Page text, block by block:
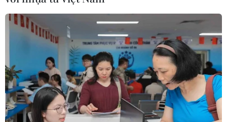
Mỹ: Bốn người thiệt mạng sau vụ xả súng
tại bang Georgia
05/05/2023 02:51
Giám đốc Phòng khám nghiệm tử thi Hạt Colquitt, cho
biết nghi phạm đã bắn mẹ ruột và bà ngoại tại 2 căn
nhà liền kề nhau và bắn thêm một phụ nữ làm việc ở
cửa hàng McDonald’s, sau đó hắn tự sát.